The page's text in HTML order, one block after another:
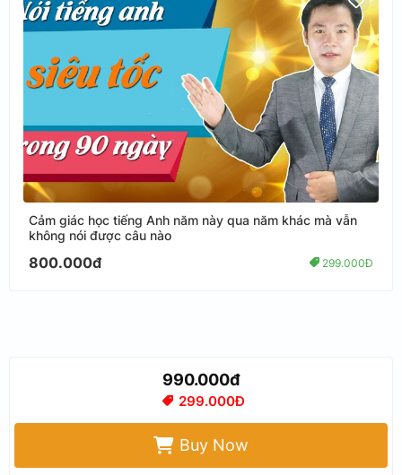
Cảm giác học tiếng Anh năm này qua năm khác mà vẫn
không nói được câu nào
800.000đ 299.000Đ
990.000đ
299.000Đ
Buy Now